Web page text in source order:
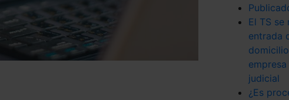
El TS se
entrada
judicial
¿Es